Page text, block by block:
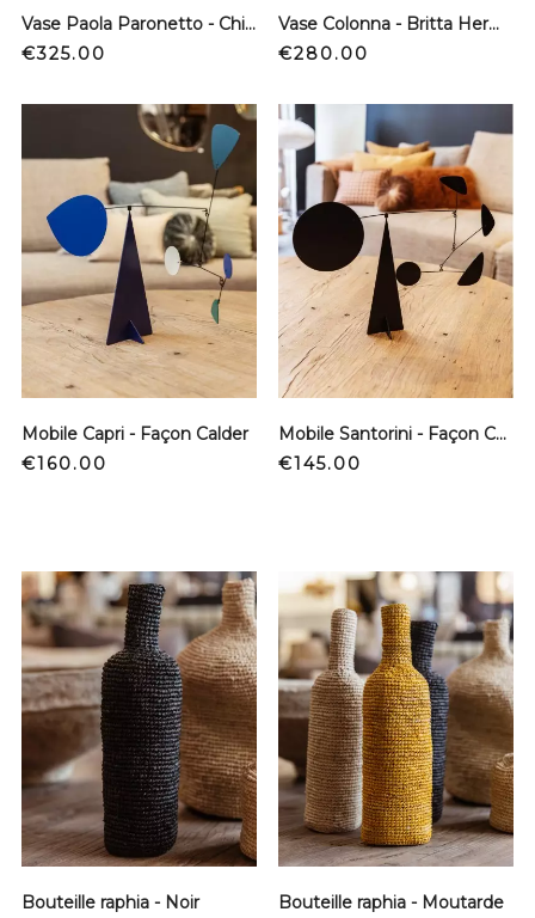
Vase Paola Paronetto - Chiara Sabbia - Bas
Price
€325.00
Vase Colonna - Britta Hermann
Price
€280.00
Mobile Capri - Façon Calder
Price
€160.00
Mobile Santorini - Façon Calder
Price
€145.00
Bouteille raphia - Noir
Bouteille raphia - Moutarde